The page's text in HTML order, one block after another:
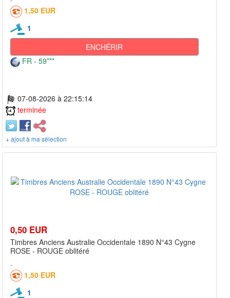
1,50 EUR
1
ENCHÉRIR
FR - 59***
07-08-2026 à 22:15:14
terminée
+ ajout à ma sélection
0,50 EUR
Timbres Anciens Australie Occidentale 1890 N°43 Cygne
ROSE - ROUGE oblitéré
1,50 EUR
1